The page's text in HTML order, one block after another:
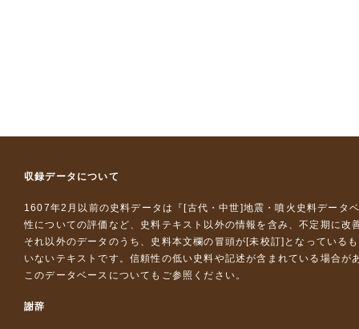
収録データについて
1607年2月以前の史料データは『 [古代・中世]地震・噴火史料データ
性についての評価など、史料テキスト以外の情報を含み、不定期に改
それ以外のデータのうち、史料本文欄の冒頭が[未校訂]となっている
いないテキストです。信頼性の低い史料や記述が含まれている場合が
このデータベースについて もご参照ください。
謝辞